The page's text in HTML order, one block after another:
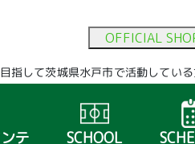
OFFICIAL
して茨城県水戸市で活動している
テ SCHOOL